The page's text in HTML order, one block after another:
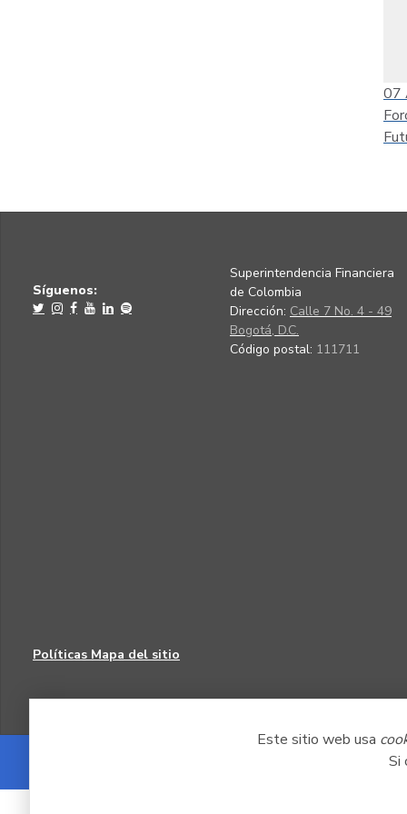
Este sitio web usa
Si
07
Síguenos:
Superintendencia Financiera
de Colombia
Dirección: Calle 7 No. 4 - 49
Bogotá, D.C.
Código postal: 111711
Políticas Mapa del sitio